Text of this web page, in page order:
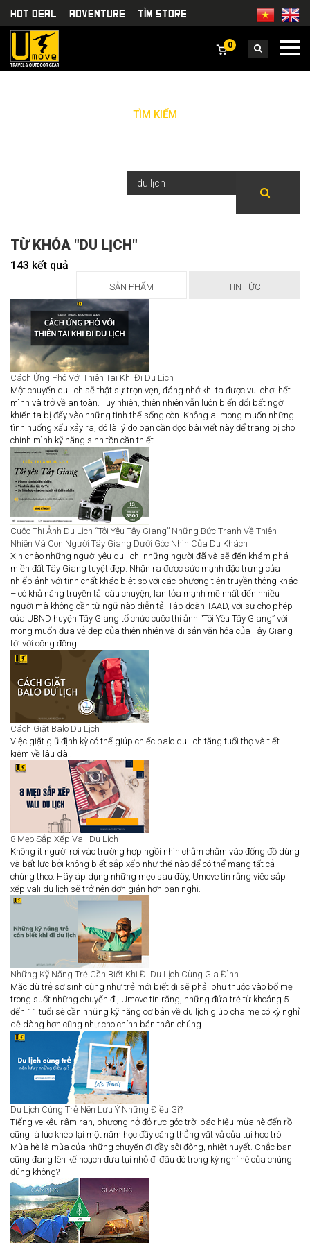
HOT DEAL Adventure TÌm Store
0
TÌM KIẾM
TỪ KHÓA "DU LỊCH"
143 kết quả
SẢN PHẨM TIN TỨC
Cách Ứng Phó Với Thiên Tai Khi Đi Du Lịch
Một chuyến du lịch sẽ thật sự trọn vẹn, đáng nhớ khi ta được vui chơi hết
mình và trở về an toàn. Tuy nhiên, thiên nhiên vẫn luôn biến đổi bất ngờ
khiến ta bị đẩy vào những tình thế sống còn. Không ai mong muốn những
tình huống xấu xảy ra, đó là lý do bạn cần đọc bài viết này để trang bị cho
chính mình kỹ năng sinh tồn cần thiết.
Cuộc Thi Ảnh Du Lịch “Tôi Yêu Tây Giang” Những Bức Tranh Về Thiên
Nhiên Và Con Người Tây Giang Dưới Góc Nhìn Của Du Khách
Xin chào những người yêu du lịch, những người đã và sẽ đến khám phá
miền đất Tây Giang tuyệt đẹp. Nhận ra được sức mạnh đặc trưng của
nhiếp ảnh với tính chất khác biệt so với các phương tiện truyền thông khác
– có khả năng truyền tải câu chuyện, lan tỏa mạnh mẽ nhất đến nhiều
người mà không cần từ ngữ nào diễn tả, Tập đoàn TAAD, với sự cho phép
của UBND huyện Tây Giang tổ chức cuộc thi ảnh “Tôi Yêu Tây Giang” với
mong muốn đưa vẻ đẹp của thiên nhiên và di sản văn hóa của Tây Giang
tới với cộng đồng.
Cách Giặt Balo Du Lịch
Việc giặt giũ định kỳ có thể giúp chiếc balo du lịch tăng tuổi thọ và tiết
kiệm về lâu dài.
8 Mẹo Sắp Xếp Vali Du Lịch
Không ít người rơi vào trường hợp ngồi nhìn chằm chằm vào đống đồ dùng
và bất lực bởi không biết sắp xếp như thế nào để có thể mang tất cả
chúng theo. Hãy áp dụng những mẹo sau đây, Umove tin rằng việc sắp
xếp vali du lịch sẽ trở nên đơn giản hơn bạn nghĩ.
Những Kỹ Năng Trẻ Cần Biết Khi Đi Du Lịch Cùng Gia Đình
Mặc dù trẻ sơ sinh cũng như trẻ mới biết đi sẽ phải phụ thuộc vào bố mẹ
trong suốt những chuyến đi, Umove tin rằng, những đứa trẻ từ khoảng 5
đến 11 tuổi sẽ cần những kỹ năng cơ bản về du lịch giúp cha mẹ có kỳ nghỉ
dễ dàng hơn cũng như cho chính bản thân chúng.
Du Lịch Cùng Trẻ Nên Lưu Ý Những Điều Gì?
Tiếng ve kêu râm ran, phượng nở đỏ rực góc trời báo hiệu mùa hè đến rồi
cũng là lúc khép lại một năm học đầy căng thẳng vất vả của tụi học trò.
Mùa hè là mùa của những chuyến đi đầy sôi động, nhiệt huyết. Chắc bạn
cũng đang lên kế hoạch đưa tụi nhỏ đi đâu đó trong kỳ nghỉ hè của chúng
đúng không?